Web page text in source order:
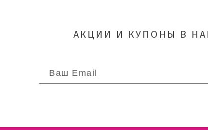
АКЦИИ И КУПОНЫ В